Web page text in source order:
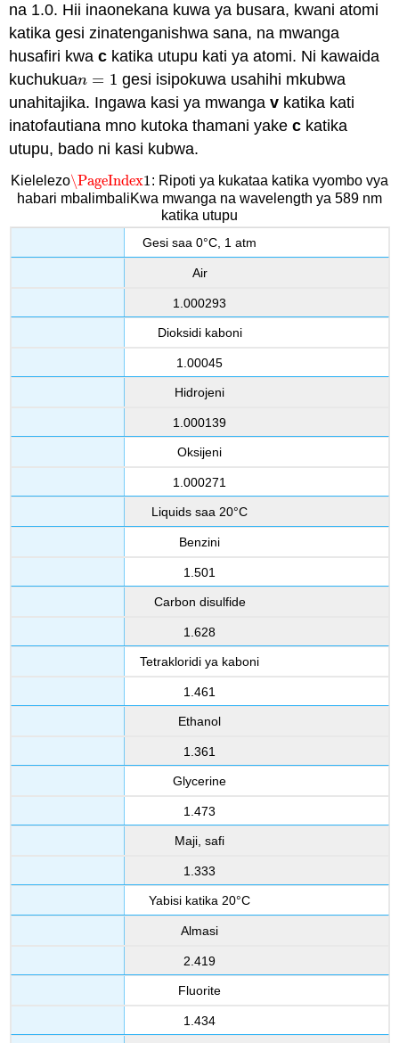
na 1.0. Hii inaonekana kuwa ya busara, kwani atomi
katika gesi zinatenganishwa sana, na mwanga
husafiri kwac katika utupu kati ya atomi. Ni kawaida
kuchukuan = 1
n=1
gesi isipokuwa usahihi mkubwa
unahitajika. Ingawa kasi ya mwangav katika kati
inatofautiana mno kutoka thamani yakec katika
utupu, bado ni kasi kubwa.
Kielelezo\PageIndex1
\PageIndex1: Ripoti ya kukataa katika vyombo vya
habari mbalimbaliKwa mwanga na wavelength ya 589 nm
katika utupu
Gesi saa 0°C, 1 atm
Air
1.000293
Dioksidi kaboni
1.00045
Hidrojeni
1.000139
Oksijeni
1.000271
Liquids saa 20°C
Benzini
1.501
Carbon disulfide
1.628
Tetrakloridi ya kaboni
1.461
Ethanol
1.361
Glycerine
1.473
Maji, safi
1.333
Yabisi katika 20°C
Almasi
2.419
Fluorite
1.434